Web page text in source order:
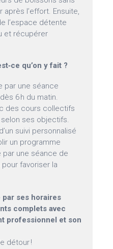
l’effort. Ensuite,
l’espace détente
et récupérer
qu’on y fait ?
par une séance
6 h du matin.
des cours collectifs
ses objectifs.
suivi personnalisé
un programme
par une séance de
favoriser la
ses horaires
complets avec
professionnel et son
détour !